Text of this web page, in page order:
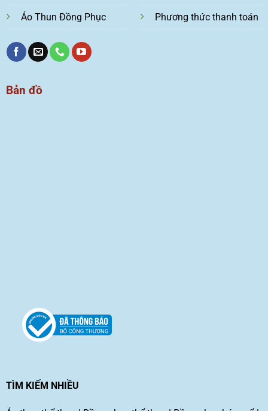
Áo Thun Đồng Phục Phương thức thanh toán
Bản đồ
TÌM KIẾM NHIỀU